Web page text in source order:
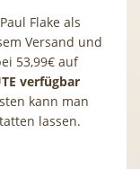
Flake als
Versand und
53,99€ auf
verfügbar
kann man
lassen.